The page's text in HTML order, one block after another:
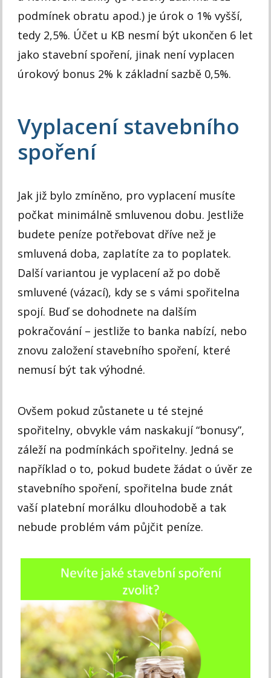
podmínek obratu apod.) je úrok o 1% vyšší,
tedy 2,5%. Účet u KB nesmí být ukončen 6 let
jako stavební spoření, jinak není vyplacen
úrokový bonus 2% k základní sazbě 0,5%.
Vyplacení stavebního
spoření
Jak již bylo zmíněno, pro vyplacení musíte
počkat minimálně smluvenou dobu. Jestliže
budete peníze potřebovat dříve než je
smluvená doba, zaplatíte za to poplatek.
Další variantou je vyplacení až po době
smluvené (vázací), kdy se s vámi spořitelna
spojí. Buď se dohodnete na dalším
pokračování – jestliže to banka nabízí, nebo
znovu založení stavebního spoření, které
nemusí být tak výhodné.
Ovšem pokud zůstanete u té stejné
spořitelny, obvykle vám naskakují “bonusy”,
záleží na podmínkách spořitelny. Jedná se
například o to, pokud budete žádat o úvěr ze
stavebního spoření, spořitelna bude znát
vaší platební morálku dlouhodobě a tak
nebude problém vám půjčit peníze.